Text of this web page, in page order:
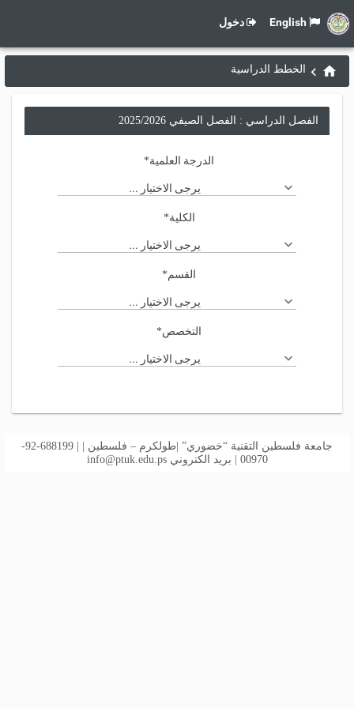
دخول
الخطط الدراسية
الفصل الدراسي : الفصل الصيفي 2025/2026
الدرجة العلمية*
يرجى الاختيار ...
الكلية*
يرجى الاختيار ...
القسم*
يرجى الاختيار ...
التخصص*
يرجى الاختيار ...
جامعة فلسطين التقنية “خضوري” |طولكرم – فلسطين | | 688199-92-
00970 | بريد الكتروني
info@ptuk.edu.ps